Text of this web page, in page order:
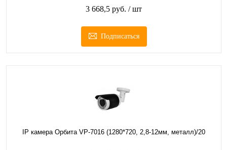
3 668,5 руб. / шт
Подписаться
IP камера Орбита VP-7016 (1280*720, 2,8-12мм, металл)/20